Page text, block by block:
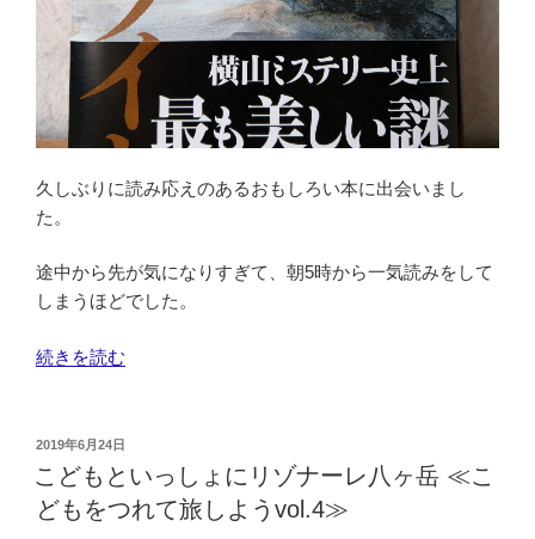
マ、
ど
こ
っ？」”
久しぶりに読み応えのあるおもしろい本に出会いまし
た。
途中から先が気になりすぎて、朝5時から一気読みをして
しまうほどでした。
“読
2019-
07
ノ
ー
続きを読む
投
日:
2019年6月24日
こどもといっしょにリゾナーレ八ヶ岳 ≪こ
どもをつれて旅しようvol.4≫